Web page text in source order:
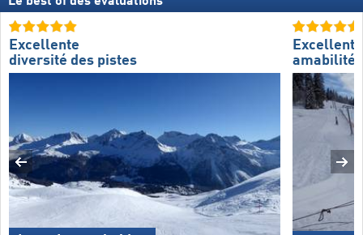
Excellente
diversité des pistes
Excellente
amabilité